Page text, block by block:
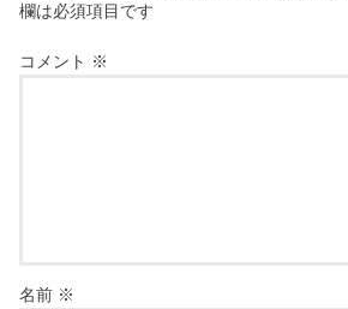
欄は必須項目です
コメント ※
名前 ※